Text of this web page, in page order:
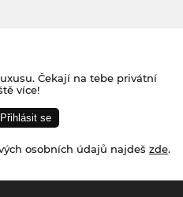
Čekají na tebe privátní
více!
osobních údajů najdeš zde.